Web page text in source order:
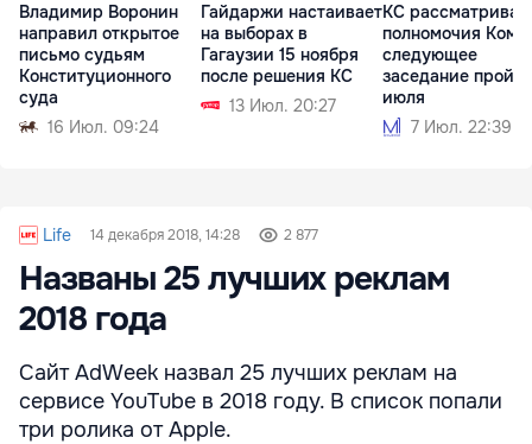
Владимир Воронин
направил открытое
письмо судьям
Конституционного
суда
16 Июл. 09:24
Гайдаржи настаивает
на выборах в
Гагаузии 15 ноября
после решения КС
13 Июл. 20:27
КС
полномочия
следующее
заседание
июля
7 Июл. 22:39
Life 14 декабря 2018, 14:28 2 877
Названы 25 лучших реклам
2018 года
Сайт AdWeek назвал 25 лучших реклам на
сервисе YouTube в 2018 году. В список попали
три ролика от Apple.